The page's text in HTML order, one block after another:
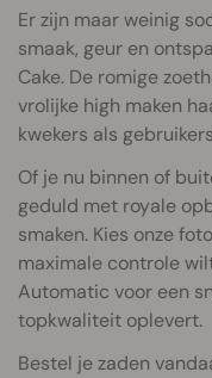
Er zijn maar weinig
smaak, geur en
Cake. De romige
vrolijke high maken
kwekers als
Of je nu binnen of
geduld met royale
smaken. Kies onze
maximale controle
Automatic voor een
topkwaliteit oplevert.
Bestel je zaden